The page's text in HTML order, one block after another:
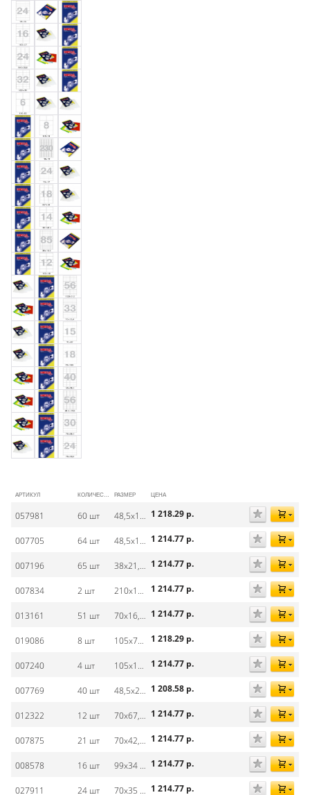
АРТИКУЛ РАЗМЕР ЦЕНА
057981 60 шт 1 218.29 р.
007705 64 шт 1 214.77 р.
007196 65 шт 1 214.77 р.
007834 2 шт 1 214.77 р.
013161 51 шт 1 214.77 р.
019086 8 шт 1 218.29 р.
007240 4 шт 1 214.77 р.
007769 40 шт 1 208.58 р.
012322 12 шт 1 214.77 р.
007875 21 шт 1 214.77 р.
008578 16 шт 1 214.77 р.
027911 24 шт 1 214.77 р.